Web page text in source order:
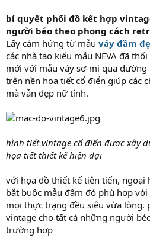
bí quyết phối đồ kết hợp
người béo theo phong cách
Lấy cảm hứng từ mẫu váy đầm
các nhà tạo kiểu mẫu NEVA đã
mới với mẫu váy sơ-mi qua
trên nền họa tiết cổ điển giúp các
mà vẫn đẹp nữ tính.
hình tiết vintage cổ điển được xây
họa tiết thiết kế hiện đại
với họa đồ thiết kế tiên tiến, ngoại
bắt buộc mẫu đầm đó phù hợp
mọi thực trạng đều siêu vừa lòng.
vintage cho tất cả những người
trường hợp